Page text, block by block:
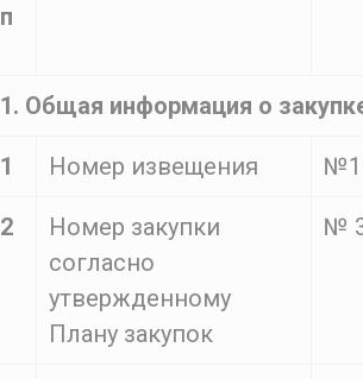
п
1. Общая информация о
1 Номер извещения
2
Номер закупки
согласно
утвержденному
Плану закупок
№